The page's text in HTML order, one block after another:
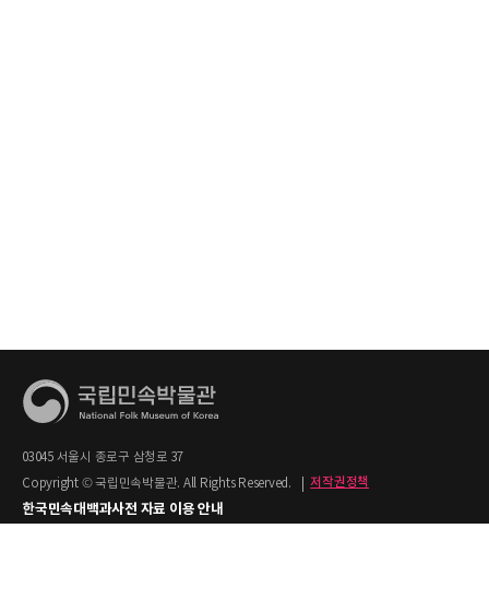
03045 서울시 종로구 삼청로 37
Copyright © 국립민속박물관. All Rights Reserved.
저작권정책
한국민속대백과사전 자료 이용 안내